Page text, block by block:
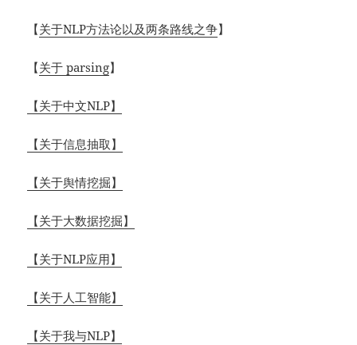
【关于NLP方法论以及两条路线之争】
【关于 parsing】
【关于中文NLP】
【关于信息抽取】
【关于舆情挖掘】
【关于大数据挖掘】
【关于NLP应用】
【关于人工智能】
【关于我与NLP】